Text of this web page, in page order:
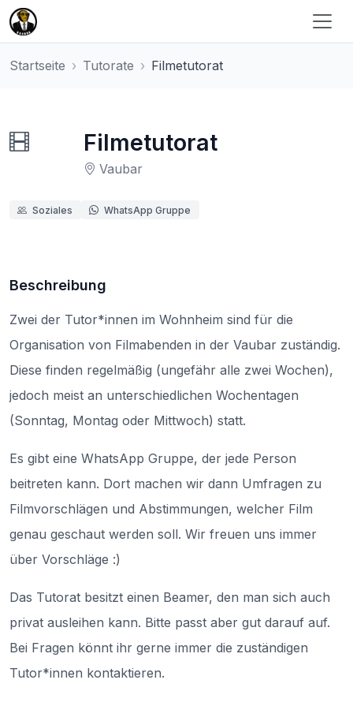
Startseite Tutorate Filmetutorat
Filmetutorat
Vaubar
Soziales WhatsApp Gruppe
Beschreibung
Zwei der Tutor*innen im Wohnheim sind für die
Organisation von Filmabenden in der Vaubar zuständig.
Diese finden regelmäßig (ungefähr alle zwei Wochen),
jedoch meist an unterschiedlichen Wochentagen
(Sonntag, Montag oder Mittwoch) statt.
Es gibt eine WhatsApp Gruppe, der jede Person
beitreten kann. Dort machen wir dann Umfragen zu
Filmvorschlägen und Abstimmungen, welcher Film
genau geschaut werden soll. Wir freuen uns immer
über Vorschläge :)
Das Tutorat besitzt einen Beamer, den man sich auch
privat ausleihen kann. Bitte passt aber gut darauf auf.
Bei Fragen könnt ihr gerne immer die zuständigen
Tutor*innen kontaktieren.